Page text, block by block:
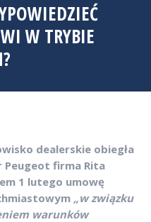
W TRYBIE
dealerskie obiegła
Peugeot firma Rita
1 lutego umowę
„w związku
warunków